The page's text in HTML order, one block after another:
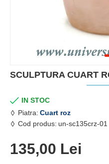
SCULPTURA CUART
IN STOC
Piatra: Cuart roz
Cod produs: un-sc135crz-01
135,00 Lei